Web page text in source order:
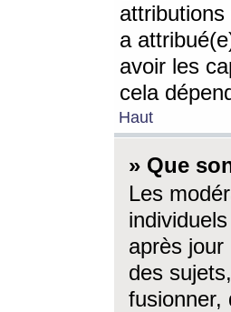
attributions
a
avoir les
cela
Haut
» Que
Les
après jour
des
fusionner,